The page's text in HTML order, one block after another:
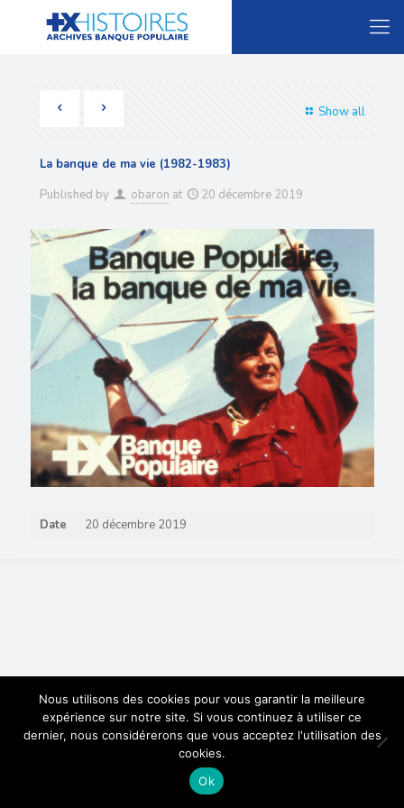
Show all
La banque de ma vie (1982-1983)
Published by
obaron at 20 décembre 2019
Date 20 décembre 2019
Nous utilisons des cookies pour vous garantir la meilleure
expérience sur notre site. Si vous continuez à utiliser ce
dernier, nous considérerons que vous acceptez l'utilisation des
cookies.
Ok